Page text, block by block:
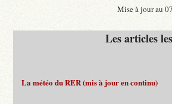
Mise à jour au
Les articles
La météo du RER (mis à jour en continu)